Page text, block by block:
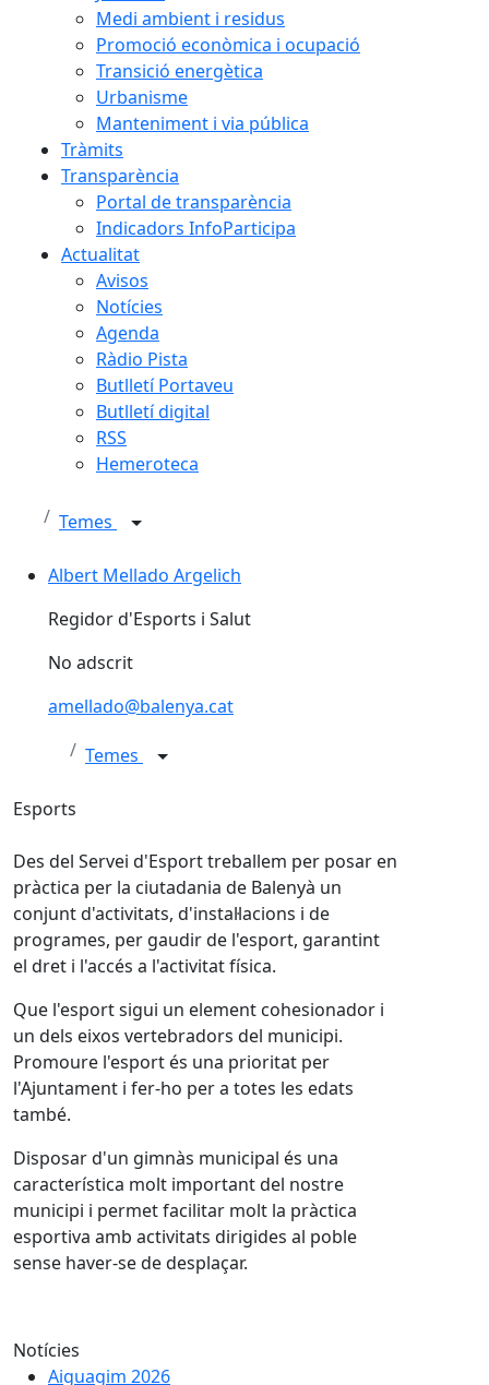
Medi ambient i residus
Promoció econòmica i ocupació
Transició energètica
Urbanisme
Manteniment i via pública
Tràmits
Transparència
Portal de transparència
Indicadors InfoParticipa
Actualitat
Avisos
Notícies
Agenda
Ràdio Pista
Butlletí Portaveu
Butlletí digital
RSS
Hemeroteca
Temes
Albert Mellado Argelich
Albert Mellado Argelich
Regidor d'Esports i Salut
No adscrit
amellado@balenya.cat
Temes
Esports
Des del Servei d'Esport treballem per posar en
pràctica per la ciutadania de Balenyà un
conjunt d'activitats, d'instal·lacions i de
programes, per gaudir de l'esport, garantint
el dret i l'accés a l'activitat física.
Que l'esport sigui un element cohesionador i
un dels eixos vertebradors del municipi.
Promoure l'esport és una prioritat per
l'Ajuntament i fer-ho per a totes les edats
també.
Disposar d'un gimnàs municipal és una
característica molt important del nostre
municipi i permet facilitar molt la pràctica
esportiva amb activitats dirigides al poble
sense haver-se de desplaçar.
Notícies
Aiguagim 2026
Aiguagim 2026